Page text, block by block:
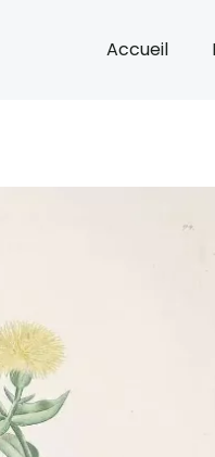
Accueil